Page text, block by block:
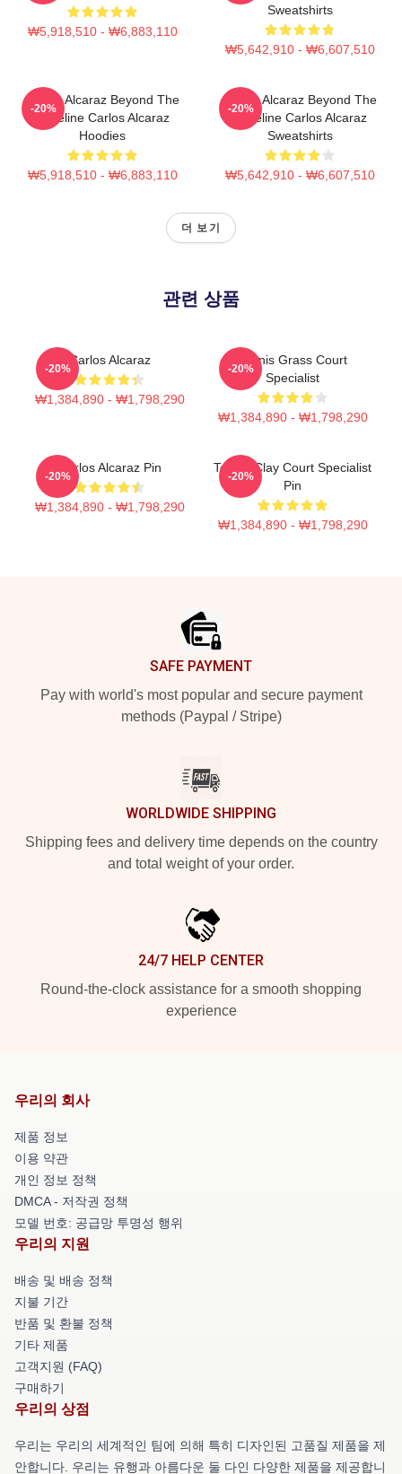
₩5,918,510 - ₩6,883,110
Sweatshirts
₩5,642,910 - ₩6,607,510
Carlos Alcaraz Beyond The
Baseline Carlos Alcaraz
Hoodies
₩5,918,510 - ₩6,883,110
-20%
Carlos Alcaraz Beyond The
Baseline Carlos Alcaraz
Sweatshirts
₩5,642,910 - ₩6,607,510
-20%
더 보기
관련 상품
Carlos Alcaraz
₩1,384,890 - ₩1,798,290
-20%
Tennis Grass Court
Specialist
₩1,384,890 - ₩1,798,290
-20%
Carlos Alcaraz Pin
₩1,384,890 - ₩1,798,290
-20%
Tennis Clay Court Specialist
Pin
₩1,384,890 - ₩1,798,290
-20%
SAFE PAYMENT
Pay with world's most popular and secure payment
methods (Paypal / Stripe)
WORLDWIDE SHIPPING
Shipping fees and delivery time depends on the country
and total weight of your order.
24/7 HELP CENTER
Round-the-clock assistance for a smooth shopping
experience
우리의 회사
제품 정보
이용 약관
개인 정보 정책
DMCA - 저작권 정책
모델 번호: 공급망 투명성 행위
우리의 지원
배송 및 배송 정책
지불 기간
반품 및 환불 정책
기타 제품
고객지원 (FAQ)
구매하기
우리의 상점
우리는 우리의 세계적인 팀에 의해 특히 디자인된 고품질 제품을 제
안합니다. 우리는 유행과 아름다운 둘 다인 다양한 제품을 제공합니